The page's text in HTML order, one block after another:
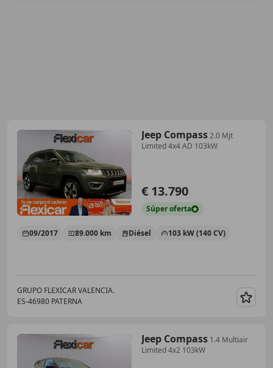
Jeep Compass2.0 Mjt
Limited 4x4 AD 103kW
€ 13.790
Súperoferta
09/2017 89.000 km Diésel 103 kW (140 CV)
GRUPO FLEXICAR VALENCIA.
ES-46980 PATERNA
Jeep Compass 1.4 Multiair
Limited 4x2 103kW